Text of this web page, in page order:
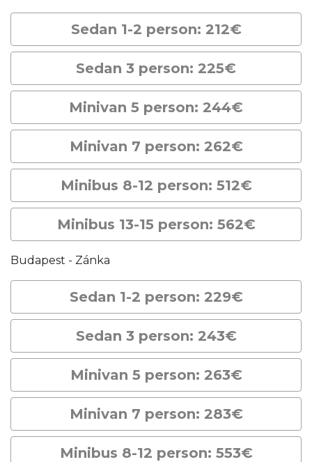
Sedan 1-2 person: 212€
Sedan 3 person: 225€
Minivan 5 person: 244€
Minivan 7 person: 262€
Minibus 8-12 person: 512€
Minibus 13-15 person: 562€
Budapest - Zánka
Sedan 1-2 person: 229€
Sedan 3 person: 243€
Minivan 5 person: 263€
Minivan 7 person: 283€
Minibus 8-12 person: 553€